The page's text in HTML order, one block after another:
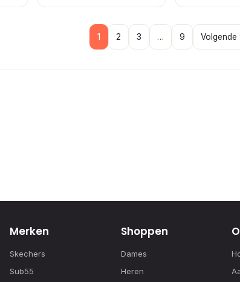
1 2 3 … 9 Volgende
Merken
Skechers
Sub55
Shoppen
Dames
Heren